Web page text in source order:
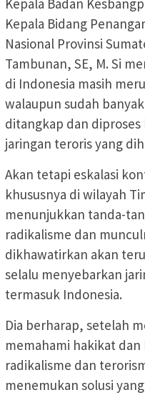
Kepala Badan
Kepala Bidang
Nasional Provinsi
Tambunan, SE, M. Si
di Indonesia masih
walaupun sudah
ditangkap dan
jaringan teroris yang
Akan tetapi eskalasi
khususnya di wilayah
menunjukkan tanda-
radikalisme dan
dikhawatirkan akan
selalu menyebarkan
termasuk Indonesia.
Dia berharap, setelah
memahami hakikat dan
radikalisme dan
menemukan solusi